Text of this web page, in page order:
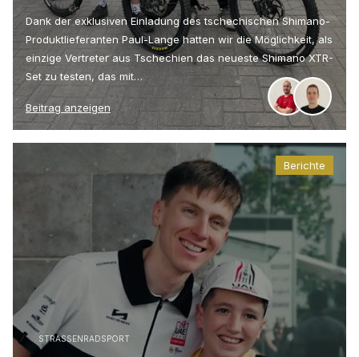
Dank der exklusiven Einladung des tschechischen Shimano-
Produktlieferanten Paul-Lange hatten wir die Möglichkeit, als
einzige Vertreter aus Tschechien das neueste Shimano XTR-
Set zu testen, das mit…
Beitrag anzeigen
Berichte
STRASSENRADSPORT